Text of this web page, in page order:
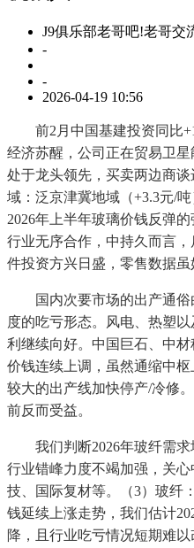
J9俱乐部老哥吧!老哥交
-
-
2026-04-19 10:56
前2月中国基建投资同比
经济苏醒，公司正在贸易卫
处于龙头领先，买卖两边商
域：泛京津冀地域（+3.3元/
2026年上半年玻璃价钱反弹
行业无序合作，中持久而言
件投资方兴日盛，零售数据虽
国内次要市场的出产通俗
度的吃亏形态。风电、热塑
利继续向好。中国巨石、中
价钱连续上调，虽然通缩中
较大的出产线加快停产/冷修
前反而受益。
我们判断2026年玻纤需求
行业错峰力度不竭加强，关
技、国际复材等。（3）玻纤
钱延续上涨走势，我们估计
降，且行业吃亏情况短期难以